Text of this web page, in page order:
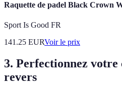
Raquette de padel Black Crown
Sport Is Good FR
141.25 EURVoir le prix
3. Perfectionnez
revers